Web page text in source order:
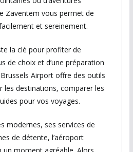
Zaventem vous permet de
et sereinement.
la clé pour profiter de
de choix et d’une préparation
Airport offre des outils
les destinations, comparer les
pour vos voyages.
modernes, ses services de
de détente, l’aéroport